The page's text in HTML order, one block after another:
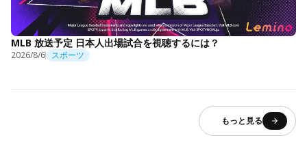
MLB 放送予定 日本人出場試合を視聴するには？
2026/8/6 スポーツ
もっと見る